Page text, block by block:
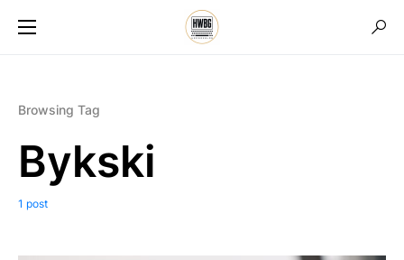
Browsing Tag
Bykski
1 post